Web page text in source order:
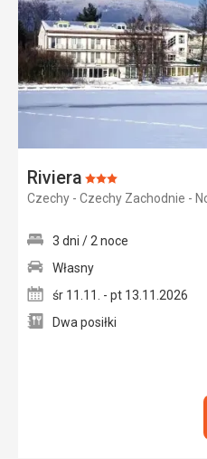
Riviera Ocena:
3/5
Czechy - Czechy Zachodnie -
3 dni / 2 noce
Własny
śr 11.11. - pt 13.11.2026
Dwa posiłki